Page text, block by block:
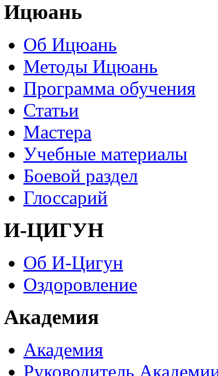
Ицюань
Об Ицюань
Методы Ицюань
Программа обучения
Статьи
Мастера
Учебные материалы
Боевой раздел
Глоссарий
И-ЦИГУН
Об И-Цигун
Оздоровление
Академия
Академия
Руководитель